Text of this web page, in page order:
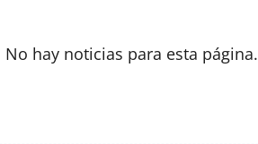
No hay noticias para esta página.